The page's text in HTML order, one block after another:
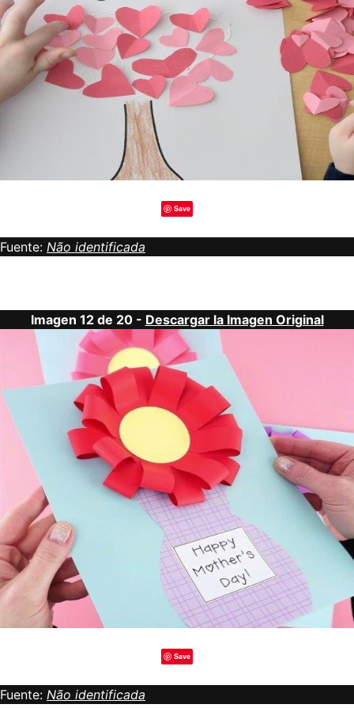
Save
Fuente: Não identificada
Imagen 12 de 20 - Descargar la Imagen Original
Save
Fuente: Não identificada